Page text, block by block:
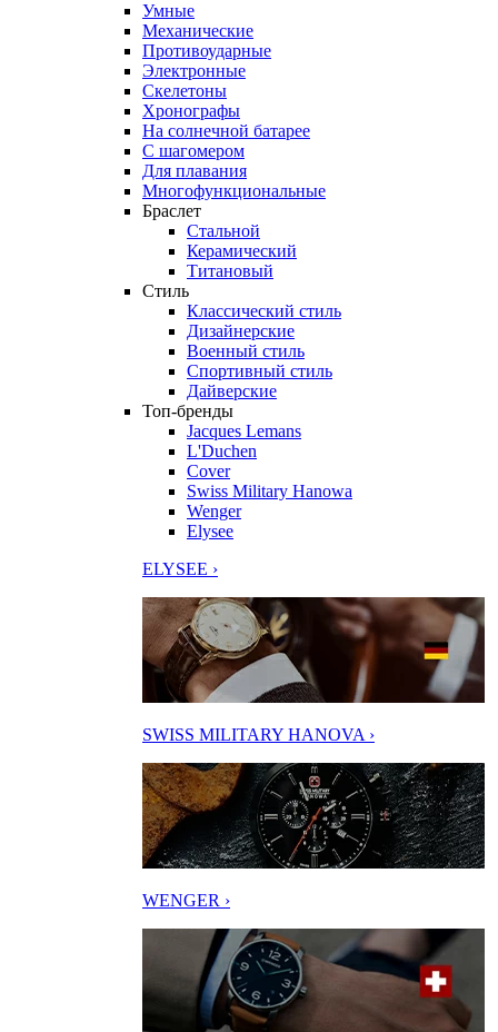
Умные
Механические
Противоударные
Электронные
Скелетоны
Хронографы
На солнечной батарее
С шагомером
Для плавания
Многофункциональные
Браслет
Стальной
Керамический
Титановый
Стиль
Классический стиль
Дизайнерские
Военный стиль
Спортивный стиль
Дайверские
Топ-бренды
Jacques Lemans
L'Duchen
Cover
Swiss Military Hanowa
Wenger
Elysee
ELYSEE ›
SWISS MILITARY HANOVA ›
WENGER ›